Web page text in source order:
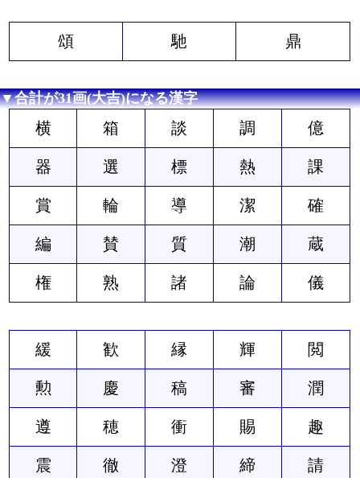
頌 馳 鼎
▼合計が31画(大吉)になる漢字
横 箱 談 調 億
器 選 標 熱 課
賞 輪 導 潔 確
編 賛 質 潮 蔵
権 熟 諸 論 儀
緩 歓 縁 輝 閲
勲 慶 稿 審 潤
遵 穂 衝 賜 趣
震 徹 澄 締 請